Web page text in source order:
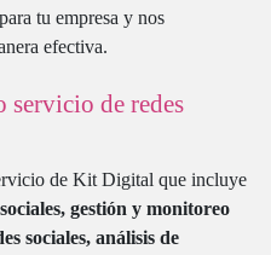
tu empresa y nos
efectiva.
servicio de redes
de Kit Digital que incluye
gestión y monitoreo
sociales, análisis de